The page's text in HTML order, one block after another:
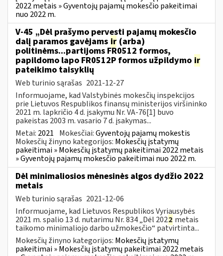
2022 metais » Gyventojų pajamų mokesčio pakeitimai
nuo 2022 m.
V-45 „Dėl prašymo pervesti pajamų mokesčio
dalį paramos gavėjams ir (arba)
politinėms...partijoms FR0512 formos,
papildomo lapo FR0512P formos užpildymo ir
pateikimo taisyklių
Web turinio sąrašas 2021-12-27
Informuojame, kad Valstybinės mokesčių inspekcijos
prie Lietuvos Respublikos finansų ministerijos viršininko
2021 m. lapkričio 4 d. įsakymu Nr. VA-76[1] buvo
pakeistas 2003 m. vasario 7 d. įsakymas...
Metai: 2021 Mokesčiai:Gyventojų pajamų mokestis
Mokesčių žinyno kategorijos: Mokesčių įstatymų
pakeitimai » Mokesčių įstatymų pakeitimai 2022 metais
» Gyventojų pajamų mokesčio pakeitimai nuo 2022 m.
Dėl minimaliosios mėnesinės algos dydžio 2022
metais
Web turinio sąrašas 2021-12-06
Informuojame, kad Lietuvos Respublikos Vyriausybės
2021 m. spalio 13 d. nutarimu Nr. 834 „Dėl 2022 metais
taikomo minimaliojo darbo užmokesčio“ patvirtinta...
Mokesčių žinyno kategorijos: Mokesčių įstatymų
pakeitimai » Mokesčių įstatymų pakeitimai 2022 metais